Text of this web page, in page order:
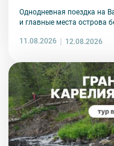
Однодневная поездка на
и главные места острова
11.08.2026 12.08.2026